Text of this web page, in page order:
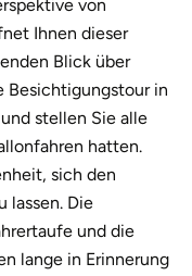
von
Ihnen dieser
Blick über
Besichtigungstour in
stellen Sie alle
hatten.
sich den
lassen. Die
und die
lange in Erinnerung